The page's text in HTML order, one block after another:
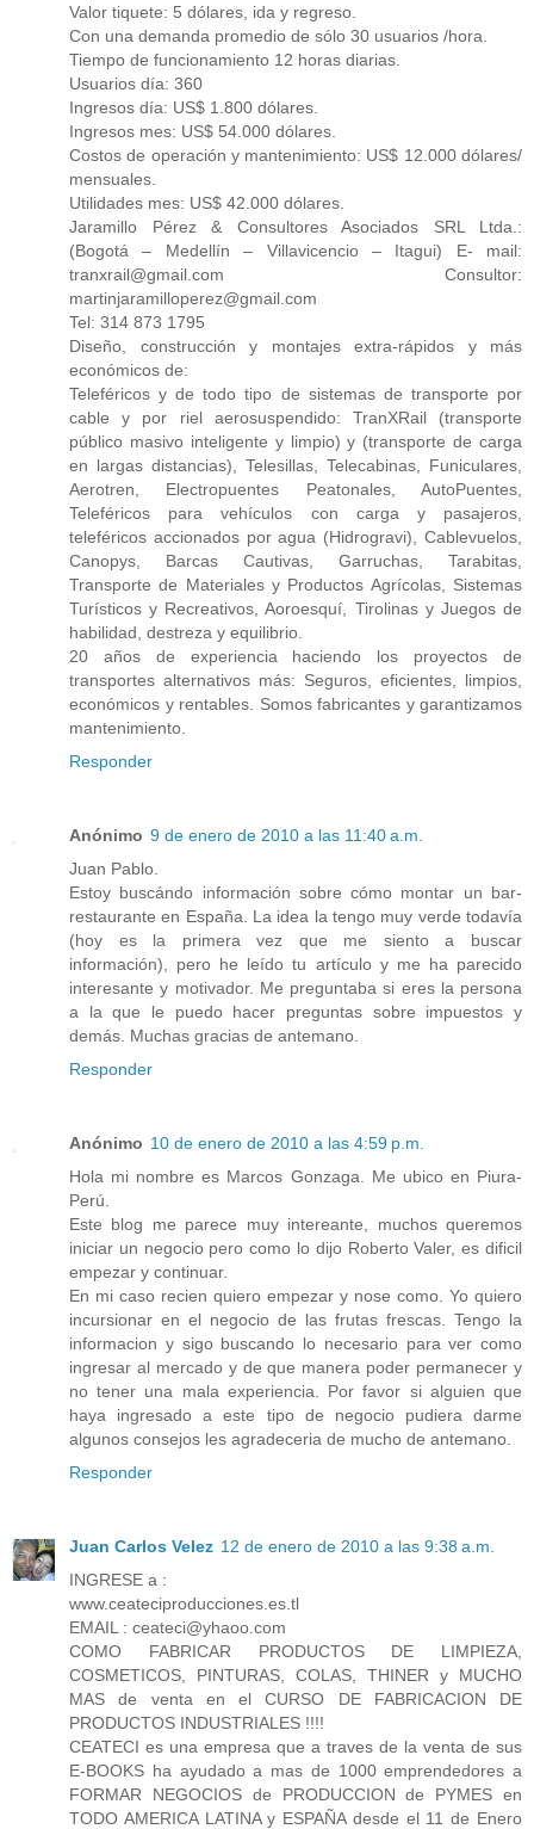
Valor tiquete: 5 dólares, ida y regreso.
Con una demanda promedio de sólo 30 usuarios /hora.
Tiempo de funcionamiento 12 horas diarias.
Usuarios día: 360
Ingresos día: US$ 1.800 dólares.
Ingresos mes: US$ 54.000 dólares.
Costos de operación y mantenimiento: US$ 12.000 dólares/
mensuales.
Utilidades mes: US$ 42.000 dólares.
Jaramillo Pérez & Consultores Asociados SRL Ltda.:
(Bogotá – Medellín – Villavicencio – Itagui) E- mail:
tranxrail@gmail.com Consultor:
martinjaramilloperez@gmail.com
Tel: 314 873 1795
Diseño, construcción y montajes extra-rápidos y más
económicos de:
Teleféricos y de todo tipo de sistemas de transporte por
cable y por riel aerosuspendido: TranXRail (transporte
público masivo inteligente y limpio) y (transporte de carga
en largas distancias), Telesillas, Telecabinas, Funiculares,
Aerotren, Electropuentes Peatonales, AutoPuentes,
Teleféricos para vehículos con carga y pasajeros,
teleféricos accionados por agua (Hidrogravi), Cablevuelos,
Canopys, Barcas Cautivas, Garruchas, Tarabitas,
Transporte de Materiales y Productos Agrícolas, Sistemas
Turísticos y Recreativos, Aoroesquí, Tirolinas y Juegos de
habilidad, destreza y equilibrio.
20 años de experiencia haciendo los proyectos de
transportes alternativos más: Seguros, eficientes, limpios,
económicos y rentables. Somos fabricantes y garantizamos
mantenimiento.
Responder
Anónimo 9 de enero de 2010 a las 11:40 a.m.
Juan Pablo.
Estoy buscándo información sobre cómo montar un bar-
restaurante en España. La idea la tengo muy verde todavía
(hoy es la primera vez que me siento a buscar
información), pero he leído tu artículo y me ha parecido
interesante y motivador. Me preguntaba si eres la persona
a la que le puedo hacer preguntas sobre impuestos y
demás. Muchas gracias de antemano.
Responder
Anónimo 10 de enero de 2010 a las 4:59 p.m.
Hola mi nombre es Marcos Gonzaga. Me ubico en Piura-
Perú.
Este blog me parece muy intereante, muchos queremos
iniciar un negocio pero como lo dijo Roberto Valer, es dificil
empezar y continuar.
En mi caso recien quiero empezar y nose como. Yo quiero
incursionar en el negocio de las frutas frescas. Tengo la
informacion y sigo buscando lo necesario para ver como
ingresar al mercado y de que manera poder permanecer y
no tener una mala experiencia. Por favor si alguien que
haya ingresado a este tipo de negocio pudiera darme
algunos consejos les agradeceria de mucho de antemano.
Responder
Juan Carlos Velez 12 de enero de 2010 a las 9:38 a.m.
INGRESE a :
www.ceateciproducciones.es.tl
EMAIL : ceateci@yhaoo.com
COMO FABRICAR PRODUCTOS DE LIMPIEZA,
COSMETICOS, PINTURAS, COLAS, THINER y MUCHO
MAS de venta en el CURSO DE FABRICACION DE
PRODUCTOS INDUSTRIALES !!!!
CEATECI es una empresa que a traves de la venta de sus
E-BOOKS ha ayudado a mas de 1000 emprendedores a
FORMAR NEGOCIOS de PRODUCCION de PYMES en
TODO AMERICA LATINA y ESPAÑA desde el 11 de Enero